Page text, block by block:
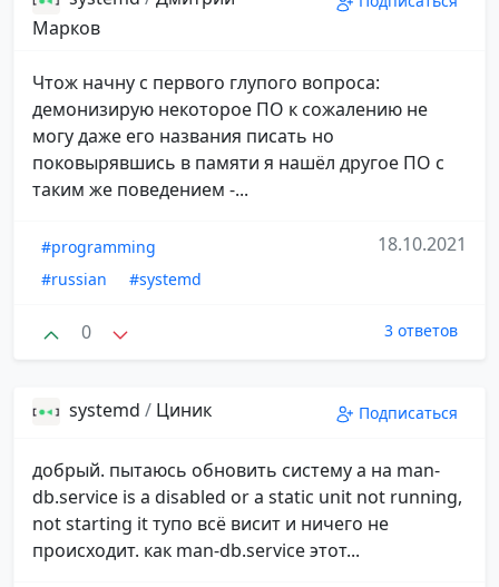
Марков
Чтож начну с первого глупого вопроса:
демонизирую некоторое ПО к сожалению не
могу даже его названия писать но
поковырявшись в памяти я нашёл другое ПО с
таким же поведением -...
#programming
#russian
#systemd
18.10.2021
0 3 ответов
systemd / Циник Подписаться
добрый. пытаюсь обновить систему а на man-
db.service is a disabled or a static unit not running,
not starting it тупо всё висит и ничего не
происходит. как man-db.service этот...